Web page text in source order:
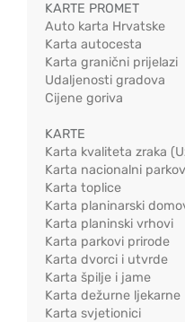
KARTE PROMET
Auto karta Hrvatske
Karta autocesta
Karta granični prijelazi
Udaljenosti gradova
Cijene goriva
KARTE
Karta kvaliteta zraka
Karta nacionalni
Karta toplice
Karta planinarski
Karta planinski vrhovi
Karta parkovi prirode
Karta dvorci i utvrde
Karta špilje i jame
Karta dežurne ljekarne
Karta svjetionici